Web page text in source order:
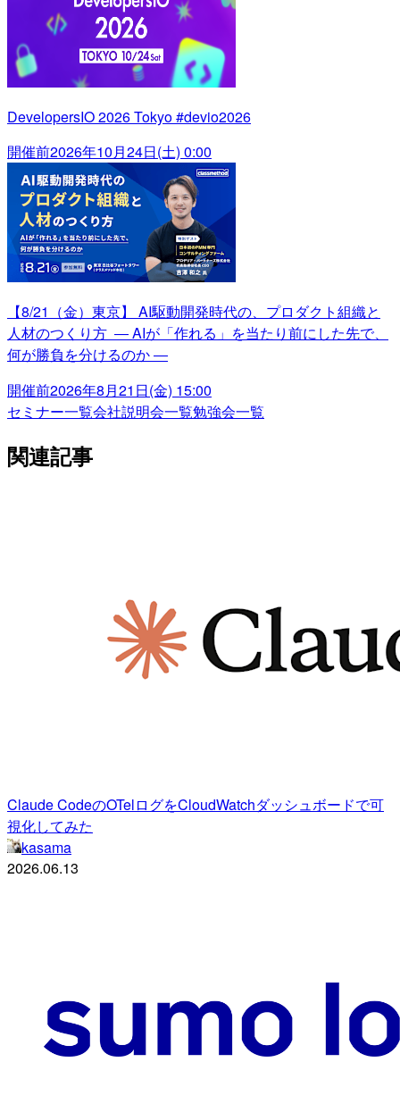
DevelopersIO 2026 Tokyo #devio2026
開催前2026年10月24日(土) 0:00
【8/21（金）東京】 AI駆動開発時代の、プロダクト組織と
人材のつくり方 ― AIが「作れる」を当たり前にした先で、
何が勝負を分けるのか ―
開催前2026年8月21日(金) 15:00
セミナー一覧会社説明会一覧勉強会一覧
関連記事
Claude CodeのOTelログをCloudWatchダッシュボードで可
視化してみた
kasama
2026.06.13